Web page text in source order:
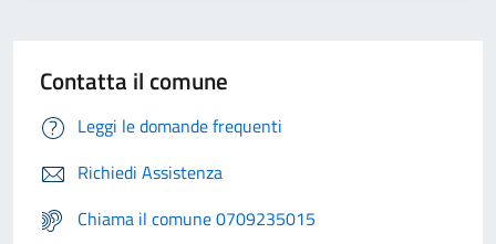
Contatta il comune
Leggi le domande frequenti
Richiedi Assistenza
Chiama il comune 0709235015